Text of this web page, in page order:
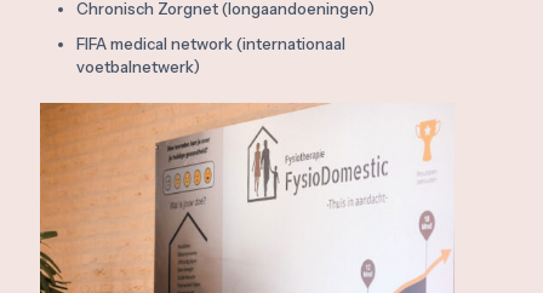
Chronisch Zorgnet (longaandoeningen)
FIFA medical network (internationaal
voetbalnetwerk)